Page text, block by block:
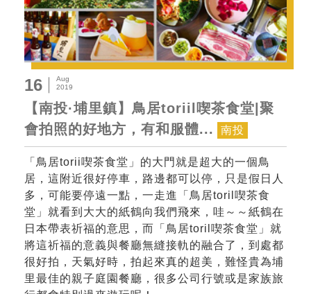
16
Aug
2019
【南投·埔里鎮】鳥居toriil喫茶食堂|聚
會拍照的好地方，有和服體...
南投
「鳥居torii喫茶食堂」的大門就是超大的一個鳥
居，這附近很好停車，路邊都可以停，只是假日人
多，可能要停遠一點，一走進「鳥居toril喫茶食
堂」就看到大大的紙鶴向我們飛來，哇～～紙鶴在
日本帶表祈福的意思，而「鳥居toril喫茶食堂」就
將這祈福的意義與餐廳無縫接軌的融合了，到處都
很好拍，天氣好時，拍起來真的超美，難怪貴為埔
里最佳的親子庭園餐廳，很多公司行號或是家族旅